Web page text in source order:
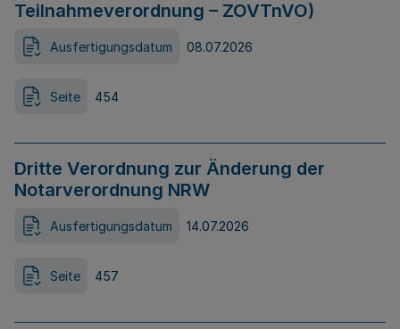
Teilnahmeverordnung – ZOVTnVO)
Ausfertigungsdatum 08.07.2026
Seite 454
Dritte Verordnung zur Änderung der
Notarverordnung NRW
Ausfertigungsdatum 14.07.2026
Seite 457